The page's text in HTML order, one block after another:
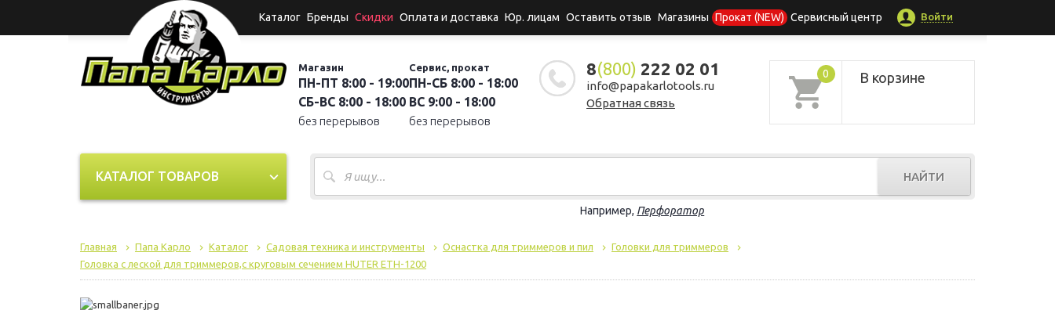
Каталог Бренды Скидки Оплата и доставка Юр. лицам Оставить отзыв Магазины Прокат (NEW) Сервисный центр Войти
Магазин
ПН-ПТ 8:00 - 19:00
СБ-ВС 8:00 - 18:00
без перерывов
Сервис, прокат
ПН-СБ 8:00 - 18:00
ВС 9:00 - 18:00
без перерывов
8(800) 222 02 01
info@papakarlotools.ru
Обратная связь
0 В корзине
НАЙТИ
Например, Перфоратор
КАТАЛОГ ТОВАРОВ
Главная Папа Карло Каталог Садовая техника и инструменты Оснастка для триммеров и пил
Головки для триммеров
Головка с леской для триммеров,с круговым сечением HUTER ETH-1200